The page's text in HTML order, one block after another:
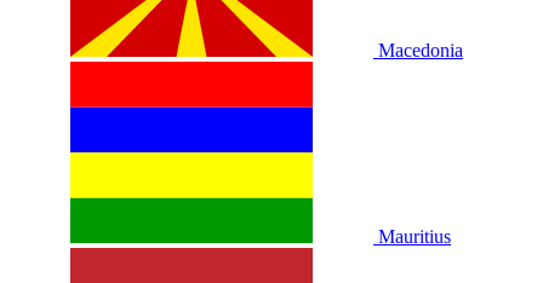
Macedonia
Mauritius